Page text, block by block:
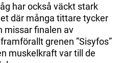
har också väckt stark
där många tittare tycker
missar finalen av
grenen ”Sisyfos”
muskelkraft var till de